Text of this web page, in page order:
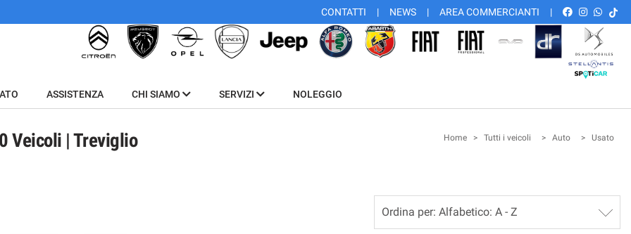
CONTATTI NEWS AREA COMMERCIANTI
ASSISTENZA CHI SIAMO SERVIZI NOLEGGIO
Veicoli | Treviglio
Home > Tutti i veicoli > Auto > Usato